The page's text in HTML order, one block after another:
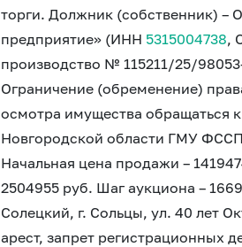
торги. Должник (собственник) –
предприятие» (ИНН 5315004738,
производство № 115211/25/
Ограничение (обременение)
осмотра имущества обращаться
Новгородской области ГМУ
Начальная цена продажи –
2504955 руб. Шаг аукциона –
Солецкий, г. Сольцы, ул. 40 лет
арест, запрет регистрационных